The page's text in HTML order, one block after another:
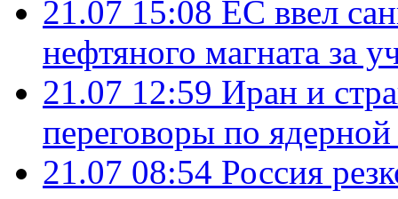
21.07 15:08 ЕС ввел
нефтяного магната за
21.07 12:59 Иран и
переговоры по
21.07 08:54 Россия